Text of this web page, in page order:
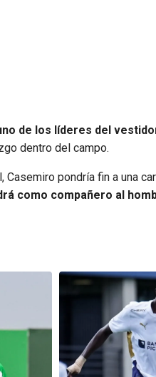
de los líderes del
dentro del campo.
pondría fin a una
como compañero al